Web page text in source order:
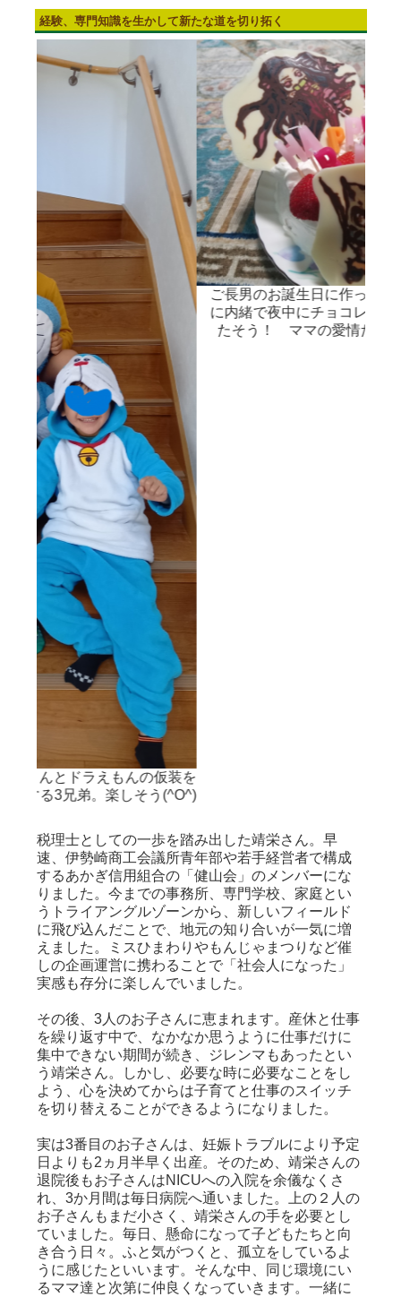
経験、専門知識を生かして新たな道を切り拓く
ご長男のお誕生日に作った鬼滅ケーキ。お子さん
に内緒で夜中にチョコレートでキャラクター作っ
たそう！ ママの愛情たっぷり♪ 出来栄えはプ
税理士としての一歩を踏み出した靖栄さん。早
速、伊勢崎商工会議所青年部や若手経営者で構成
するあかぎ信用組合の「健山会」のメンバーにな
りました。今までの事務所、専門学校、家庭とい
うトライアングルゾーンから、新しいフィールド
に飛び込んだことで、地元の知り合いが一気に増
えました。ミスひまわりやもんじゃまつりなど催
しの企画運営に携わることで「社会人になった」
実感も存分に楽しんでいました。
その後、3人のお子さんに恵まれます。産休と仕事
を繰り返す中で、なかなか思うように仕事だけに
集中できない期間が続き、ジレンマもあったとい
う靖栄さん。しかし、必要な時に必要なことをし
よう、心を決めてからは子育てと仕事のスイッチ
を切り替えることができるようになりました。
実は3番目のお子さんは、 妊娠トラブルにより予定
日よりも2ヵ月半早く出産。そのため、靖栄さんの
退院後もお子さんはNICUへの入院を余儀なくさ
れ、3か月間は毎日病院へ通いました 。上の２人の
お子さんもまだ小さく、靖栄さんの手を必要とし
ていました。毎日、懸命になって子どもたちと向
き合う日々。ふと気がつくと、孤立をしているよ
うに感じたといいます。そんな中、同じ環境にい
るママ達と次第に仲良くなっていきます。一緒に